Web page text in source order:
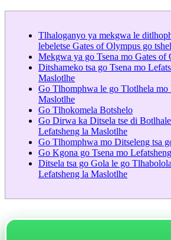
Tlhaloganyo ya mekgwa le
lebeletse Gates of Olympus go
Mekgwa ya go Tsena mo Gates of
Ditshameko tsa go Tsena mo
Maslotlhe
Go Tlhomphwa le go Tlotlhela mo
Maslotlhe
Go Tlhokomela Botshelo
Go Dirwa ka Ditsela tse di
Lefatsheng la Maslotlhe
Go Tlhomphwa mo Ditseleng tsa
Go Kgona go Tsena mo
Ditsela tsa go Gola le go
Lefatsheng la Maslotlhe